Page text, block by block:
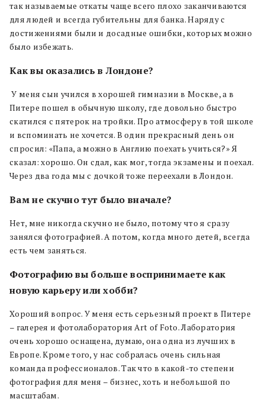
так называемые откаты чаще всего плохо заканчиваются
для людей и всегда губительны для банка. Наряду с
достижениями были и досадные ошибки, которых можно
было избежать.
Как вы оказались в Лондоне?
У меня сын учился в хорошей гимназии в Москве, а в
Питере пошел в обычную школу, где довольно быстро
скатился с пятерок на тройки. Про атмосферу в той школе
и вспоминать не хочется. В один прекрасный день он
спросил: «Папа, а можно в Англию поехать учиться?» Я
сказал: хорошо. Он сдал, как мог, тогда экзамены и поехал.
Через два года мы с дочкой тоже переехали в Лондон.
Вам не скучно тут было вначале?
Нет, мне никогда скучно не было, потому что я сразу
занялся фотографией. А потом, когда много детей, всегда
есть чем заняться.
Фотографию вы больше воспринимаете как
новую карьеру или хобби?
Хороший вопрос. У меня есть серьезный проект в Питере
– галерея и фотолаборатория Art of Foto. Лаборатория
очень хорошо оснащена, думаю, она одна из лучших в
Европе. Кроме того, у нас собралась очень сильная
команда профессионалов. Так что в какой-то степени
фотография для меня – бизнес, хоть и небольшой по
масштабам.